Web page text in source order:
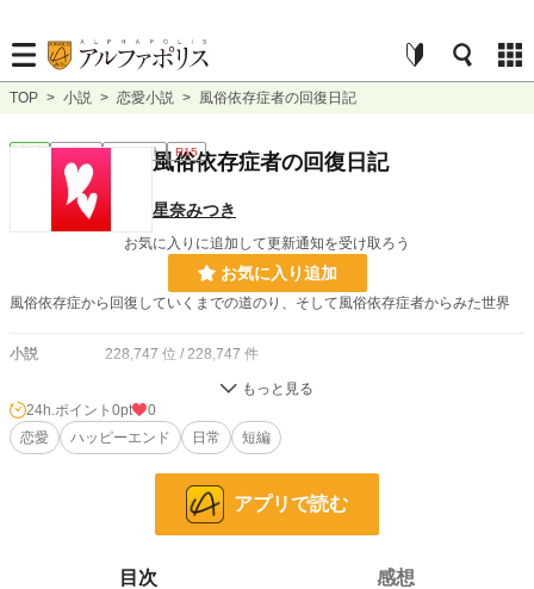
TOP > 小説 > 恋愛小説 > 風俗依存症者の回復日記
連載中 ｼｮｰﾄｼｮｰﾄ R15
風俗依存症者の回復日記
星奈みつき
お気に入りに追加して更新通知を受け取ろう
お気に入り追加
風俗依存症から回復していくまでの道のり、そして風俗依存症者からみた世界
小説 228,747 位 / 228,747 件
66,363 位 / 66,363 件
お気に入り 1
24h.ポイント 0pt
0
恋愛
ハッピーエンド 日常 短編
アプリで読む
目次 感想